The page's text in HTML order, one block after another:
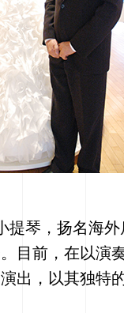
提琴，扬名海
目前，在以演
出，以其独特